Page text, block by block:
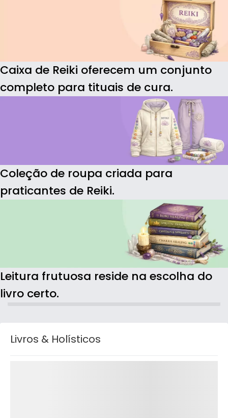
Caixa de Reiki oferecem um conjunto
completo para tituais de cura.
Coleção de roupa criada para
praticantes de Reiki.
Leitura frutuosa reside na escolha do
livro certo.
Livros & Holísticos